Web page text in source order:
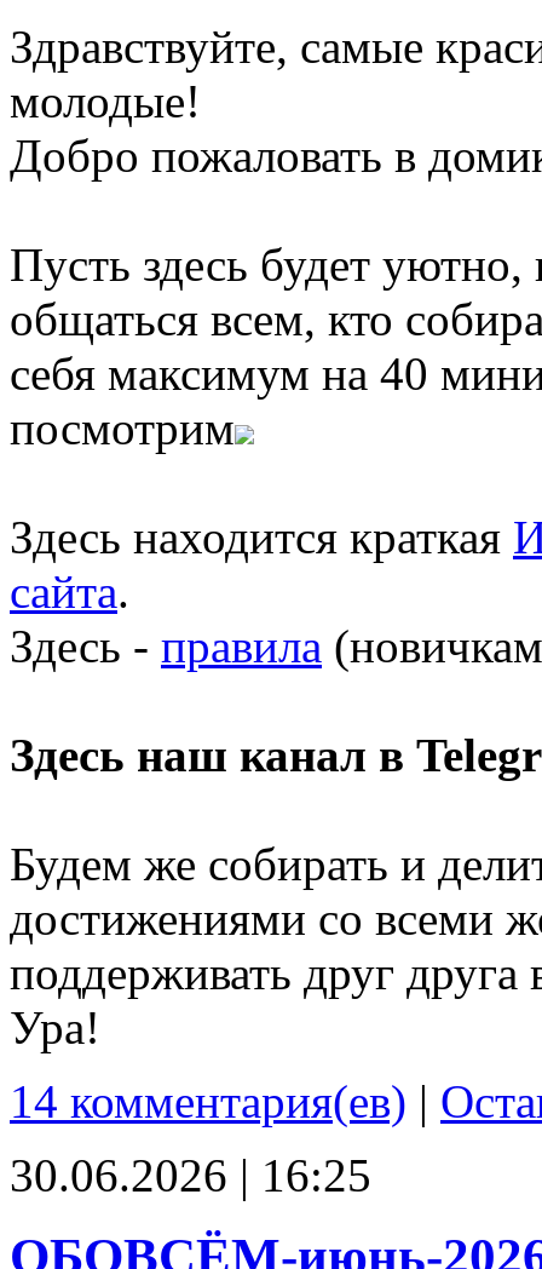
Здравствуйте, самые
молодые!
Добро пожаловать в
Пусть здесь будет
общаться всем, кто
себя максимум на 40
посмотрим
Здесь находится краткая
сайта.
Здесь - правила
Здесь наш канал в
Будем же собирать и
достижениями со всеми
поддерживать друг
Ура!
14 комментария(ев) |
30.06.2026 | 16:25
ОБОВСЁМ-июнь-